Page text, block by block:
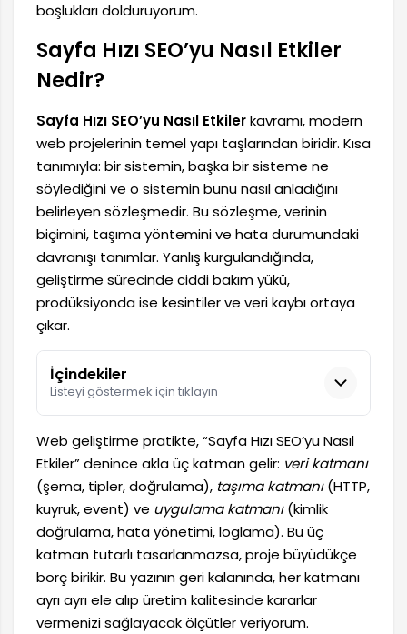
boşlukları dolduruyorum.
Sayfa Hızı SEO’yu Nasıl Etkiler
Nedir?
Sayfa Hızı SEO’yu Nasıl Etkilerkavramı, modern
web projelerinin temel yapı taşlarından biridir. Kısa
tanımıyla: bir sistemin, başka bir sisteme ne
söylediğini ve o sistemin bunu nasıl anladığını
belirleyen sözleşmedir. Bu sözleşme, verinin
biçimini, taşıma yöntemini ve hata durumundaki
davranışı tanımlar. Yanlış kurgulandığında,
geliştirme sürecinde ciddi bakım yükü,
prodüksiyonda ise kesintiler ve veri kaybı ortaya
çıkar.
İçindekiler
Listeyi göstermek için tıklayın
Web geliştirme pratikte, “Sayfa Hızı SEO’yu Nasıl
Etkiler” denince akla üç katman gelir: veri katmanı
(şema, tipler, doğrulama), taşıma katmanı(HTTP,
kuyruk, event) ve uygulama katmanı(kimlik
doğrulama, hata yönetimi, loglama). Bu üç
katman tutarlı tasarlanmazsa, proje büyüdükçe
borç birikir. Bu yazının geri kalanında, her katmanı
ayrı ayrı ele alıp üretim kalitesinde kararlar
vermenizi sağlayacak ölçütler veriyorum.